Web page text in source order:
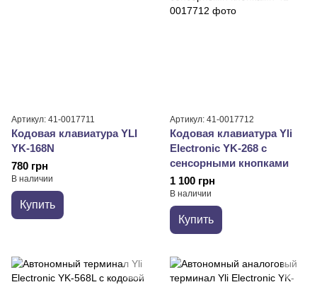
Артикул: 41-0017711
Кодовая клавиатура YLI
YK-168N
780 грн
В наличии
Купить
Артикул: 41-0017712
Кодовая клавиатура Yli
Electronic YK-268 с
сенсорными кнопками
1 100 грн
В наличии
Купить